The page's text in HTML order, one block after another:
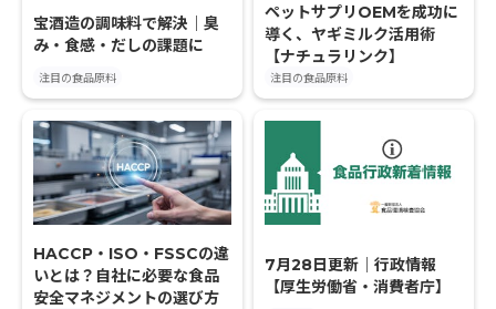
宝酒造の調味料で解決｜臭
み・食感・だしの課題に
注目の食品原料
ペットサプリOEMを成功に
導く、ヤギミルク活用術
【ナチュラリンク】
注目の食品原料
HACCP・ISO・FSSCの違
いとは？自社に必要な食品
安全マネジメントの選び方
7月28日更新｜行政情報
【厚生労働省・消費者庁】